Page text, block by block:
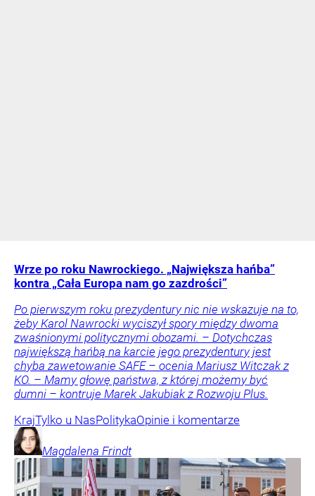
Wrze po roku Nawrockiego. „Największa hańba”
kontra „Cała Europa nam go zazdrości”
Po pierwszym roku prezydentury nic nie wskazuje na to,
żeby Karol Nawrocki wyciszył spory między dwoma
zwaśnionymi politycznymi obozami. – Dotychczas
największą hańbą na karcie jego prezydentury jest
chyba zawetowanie SAFE – ocenia Mariusz Witczak z
KO. – Mamy głowę państwa, z której możemy być
dumni – kontruje Marek Jakubiak z Rozwoju Plus.
KrajTylko u NasPolitykaOpinie i komentarze
Magdalena Frindt